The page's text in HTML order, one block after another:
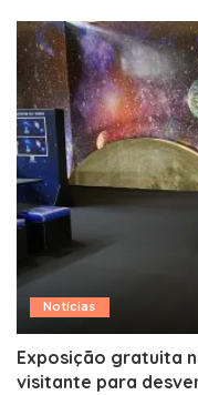
Notícias
Exposição gratuita
visitante para